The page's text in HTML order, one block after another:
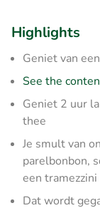
Highlights
Geniet van
See the
Geniet 2 uur
thee
Je smult van
parelbonbon,
een
Dat wordt